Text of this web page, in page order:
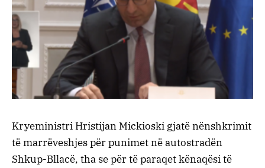
Kryeministri Hristijan Mickioski gjatë nënshkrimit
të marrëveshjes për punimet në autostradën
Shkup-Bllacë, tha se për të paraqet kënaqësi të